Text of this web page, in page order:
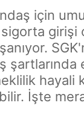
için
şartlarında
hayali
İşte